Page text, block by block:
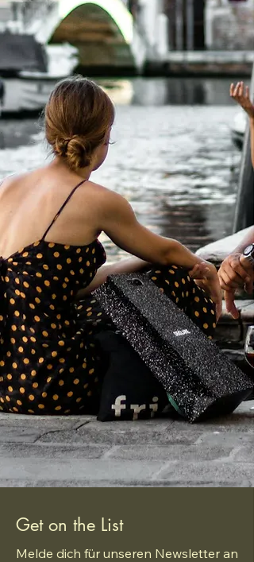
Get on the List
Melde dich für unseren Newsletter an